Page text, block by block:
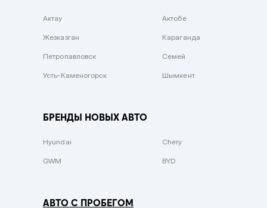
Зеленый металлик
Актау Актобе
Жезказган Караганда
Петропавловск Семей
Усть-Каменогорск Шымкент
БРЕНДЫ НОВЫХ АВТО
Hyundai Chery
GWM BYD
АВТО С ПРОБЕГОМ